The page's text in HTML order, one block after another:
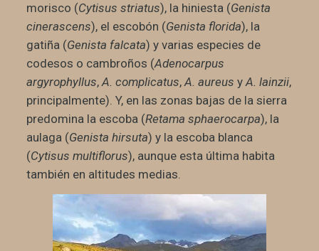
morisco (Cytisus striatus), la hiniesta (Genista
cinerascens), el escobón (Genista florida), la
gatiña (Genista falcata) y varias especies de
codesos o cambroños (Adenocarpus
argyrophyllus,A. complicatus,A. aureus yA. lainzii,
principalmente). Y, en las zonas bajas de la sierra
predomina la escoba (Retama sphaerocarpa), la
aulaga (Genista hirsuta) y la escoba blanca
(Cytisus multiflorus), aunque esta última habita
también en altitudes medias.